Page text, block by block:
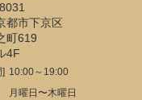
都市下京区
町619
4F
] 10:00～19:00
月曜日〜木曜日